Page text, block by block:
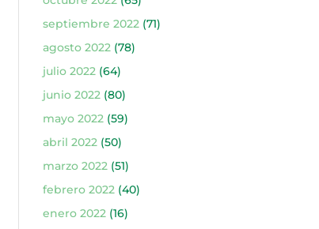
septiembre 2022(71)
agosto 2022(78)
julio 2022(64)
junio 2022(80)
mayo 2022(59)
abril 2022(50)
marzo 2022(51)
febrero 2022(40)
enero 2022(16)